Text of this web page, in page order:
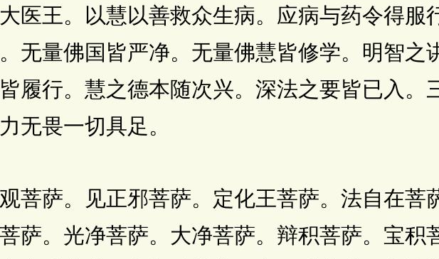
医王。以慧以善救众生病。应病与药令得服
无量佛国皆严净。无量佛慧皆修学。明智之
履行。慧之德本随次兴。深法之要皆已入。
无畏一切具足。
。见正邪菩萨。定化王菩萨。法自在菩萨
萨。光净菩萨。大净菩萨。辩积菩萨。宝积